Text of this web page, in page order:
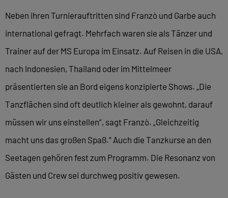
Neben ihren Turnierauftritten sind Franzò und Garbe auch
international gefragt. Mehrfach waren sie als Tänzer und
Trainer auf der MS Europa im Einsatz. Auf Reisen in die USA,
nach Indonesien, Thailand oder im Mittelmeer
präsentierten sie an Bord eigens konzipierte Shows. „Die
Tanzflächen sind oft deutlich kleiner als gewohnt, darauf
müssen wir uns einstellen“, sagt Franzò. „Gleichzeitig
macht uns das großen Spaß.“ Auch die Tanzkurse an den
Seetagen gehören fest zum Programm. Die Resonanz von
Gästen und Crew sei durchweg positiv gewesen.